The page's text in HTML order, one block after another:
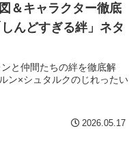
＆キャラクター徹底
んどすぎる絆」ネタ
と仲間たちの絆を徹底解
ン×シュタルクのじれったい
2026.05.17